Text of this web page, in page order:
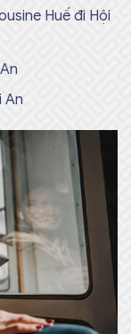
Huế đi Hội
An